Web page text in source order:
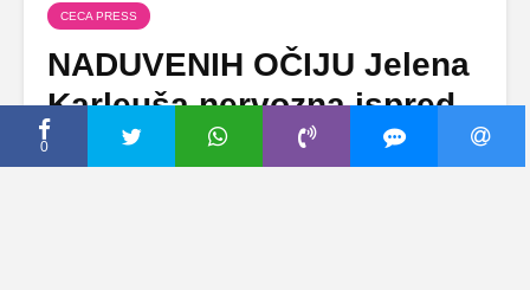
CECA PRESS
NADUVENIH OČIJU Jelena
Karleuša nervozna ispred
sudnice, imala jedan
0